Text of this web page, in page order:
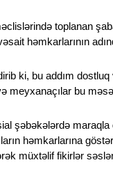
toplanan
həmkarlarının
ki, bu addım
meyxanaçılar bu
şəbəkələrdə maraqla
həmkarlarına
müxtəlif fikirlər